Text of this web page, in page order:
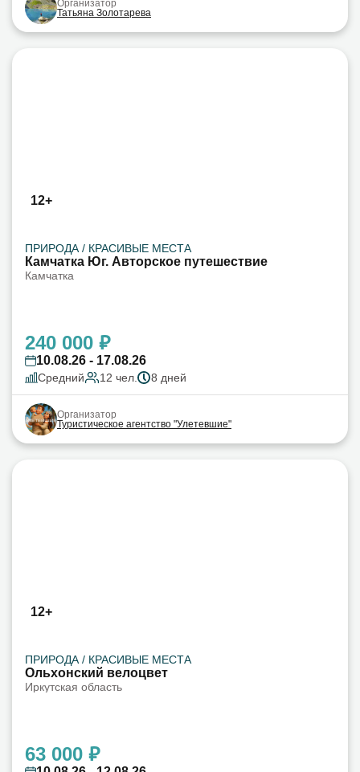
Организатор
Татьяна Золотарева
12+
ПРИРОДА / КРАСИВЫЕ МЕСТА
Камчатка Юг. Авторское путешествие
Камчатка
240 000 ₽
10.08.26 - 17.08.26
Средний 12 чел. 8 дней
Организатор
Туристическое агентство "Улетевшие"
12+
ПРИРОДА / КРАСИВЫЕ МЕСТА
Ольхонский велоцвет
Иркутская область
63 000 ₽